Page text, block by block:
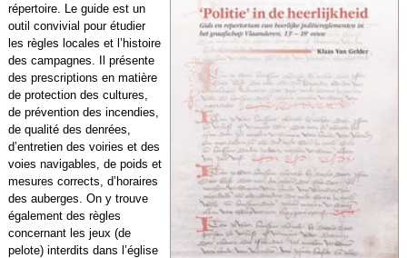
répertoire. Le guide est un
outil convivial pour étudier
les règles locales et l’histoire
des campagnes. Il présente
des prescriptions en matière
de protection des cultures,
de prévention des incendies,
de qualité des denrées,
d’entretien des voiries et des
voies navigables, de poids et
mesures corrects, d’horaires
des auberges. On y trouve
également des règles
concernant les jeux (de
pelote) interdits dans l’église